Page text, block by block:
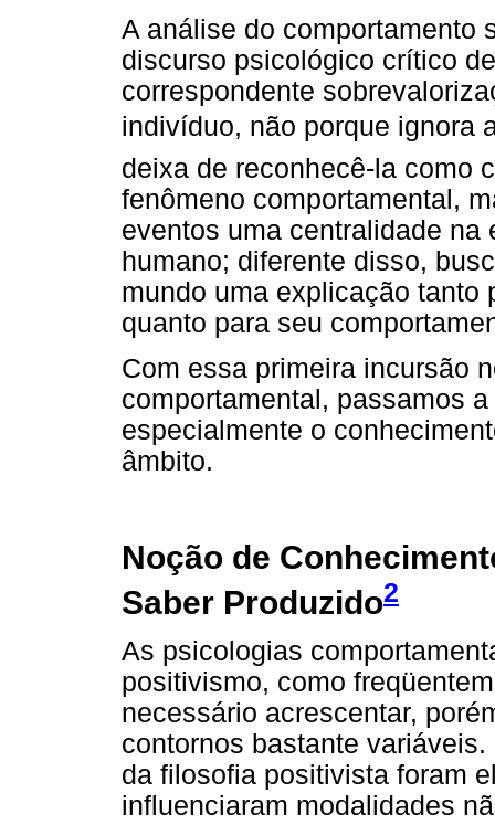
A análise do comportamento
discurso psicológico crítico
correspondente
indivíduo, não porque ignora
deixa de reconhecê-la como
fenômeno comportamental,
eventos uma centralidade
humano; diferente disso,
mundo uma explicação tanto
quanto para seu
Com essa primeira incursão
comportamental, passamos
especialmente o
âmbito.
Noção de
Saber Produzido2
As psicologias
positivismo, como
necessário acrescentar,
contornos bastante
da filosofia positivista foram
influenciaram modalidades